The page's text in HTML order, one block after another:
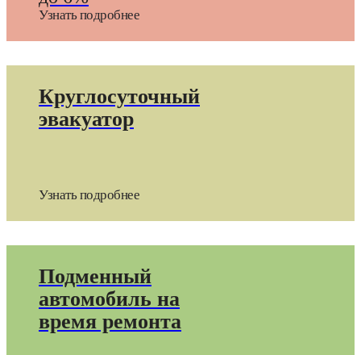
Узнать подробнее
Круглосуточный
эвакуатор
Узнать подробнее
Подменный
автомобиль на
время ремонта